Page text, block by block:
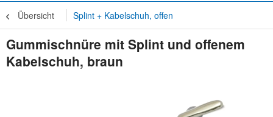
Übersicht Splint + Kabelschuh, offen
Gummischnüre mit Splint und offenem
Kabelschuh, braun